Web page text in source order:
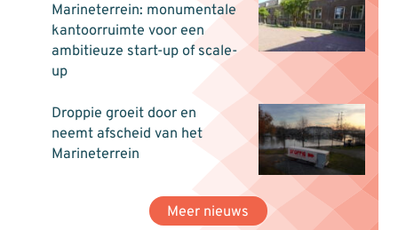
Marineterrein: monumentale
kantoorruimte voor een
ambitieuze start-up of scale-
up
Droppie groeit door en
neemt afscheid van het
Marineterrein
Meer nieuws